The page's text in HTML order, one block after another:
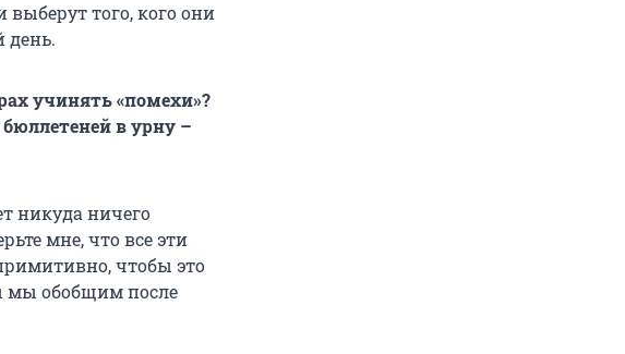
того, кого они
день.
учинять «помехи»?
в урну –
никуда ничего
мне, что все эти
чтобы это
мы обобщим после